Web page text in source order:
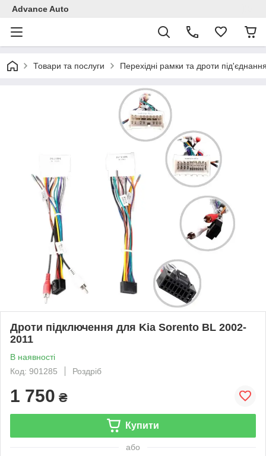
Advance Auto
Товари та послуги Перехідні рамки та дроти
Дроти підключення для Kia Sorento BL 2002-
2011
В наявності
Код: 901285
Роздріб
1 750 ₴
Купити
або